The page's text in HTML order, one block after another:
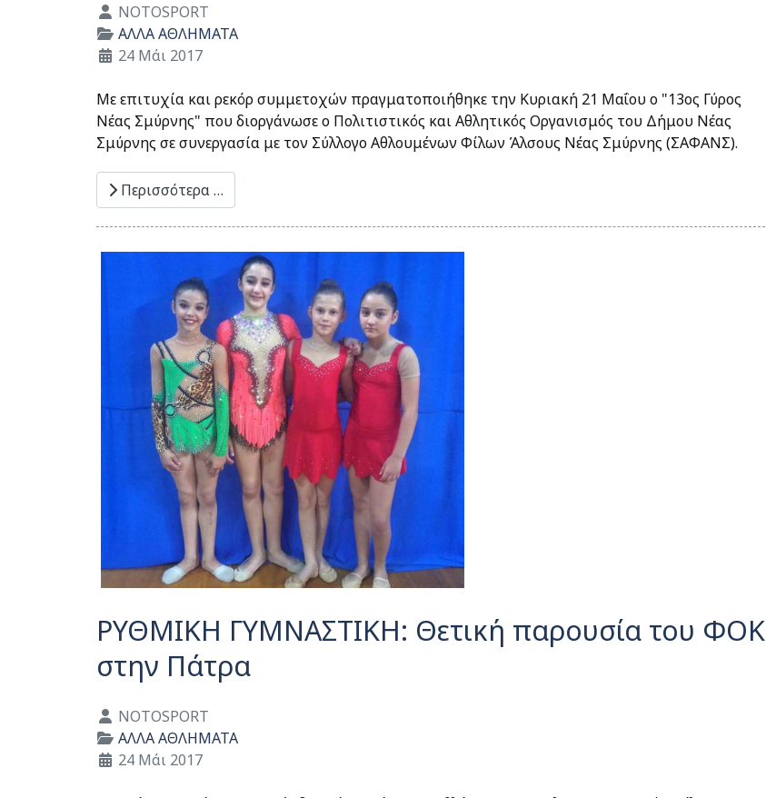
Λεπτομέρειες
NOTOSPORT
ΑΛΛΑ ΑΘΛΗΜΑΤΑ
24 Μάι 2017
Με επιτυχία και ρεκόρ συμμετοχών πραγματοποιήθηκε την Κυριακή 21 Μαΐου ο "13ος Γύρος
Νέας Σμύρνης" που διοργάνωσε ο Πολιτιστικός και Αθλητικός Οργανισμός του Δήμου Νέας
Σμύρνης σε συνεργασία με τον Σύλλογο Αθλουμένων Φίλων Άλσους Νέας Σμύρνης (ΣΑΦΑΝΣ).
Περισσότερα …
ΡΥΘΜΙΚΗ ΓΥΜΝΑΣΤΙΚΗ: Θετική παρουσία του ΦΟΚ
στην Πάτρα
Λεπτομέρειες
NOTOSPORT
ΑΛΛΑ ΑΘΛΗΜΑΤΑ
24 Μάι 2017